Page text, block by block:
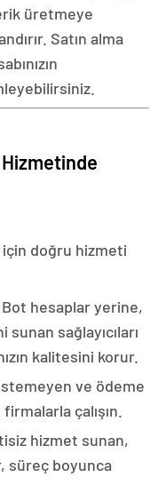
üretmeye
Satın alma
Hizmetinde
için doğru hizmeti
Bot hesaplar yerine,
sağlayıcıları
kalitesini korur.
ve ödeme
çalışın.
hizmet sunan,
süreç boyunca